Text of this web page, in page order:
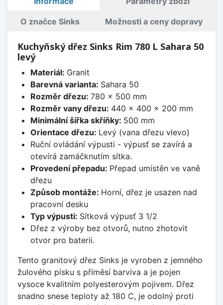
O značce Sinks Možnosti a ceny dopravy
Kuchyňský dřez Sinks Rim 780 L Sahara 50
levý
Materiál: Granit
Barevná varianta: Sahara 50
Rozměr dřezu: 780 x 500 mm
Rozměr vany dřezu: 440 x 400 x 200 mm
Minimální šířka skříňky: 500 mm
Orientace dřezu: Levý (vana dřezu vlevo)
Ruční ovládání výpusti - výpusť se zavírá a
otevírá zamáčknutím sítka.
Provedení přepadu: Přepad umístěn ve vaně
dřezu
Způsob montáže: Horní, dřez je usazen nad
pracovní desku
Typ výpusti: Sítková výpusť 3 1/2
Dřez z výroby bez otvorů, nutno zhotovit
otvor pro baterii.
Tento granitový dřez Sinks je vyroben z jemného
žulového písku s příměsí barviva a je pojen
vysoce kvalitním polyesterovým pojivem. Dřez
snadno snese teploty až 180 C, je odolný proti